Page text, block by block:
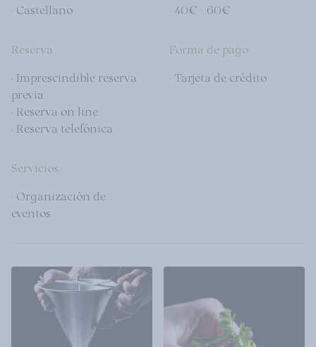
· Castellano
· 40€ - 60€
Reserva
· Imprescindible reserva
previa
· Reserva on line
· Reserva telefónica
Forma de pago
· Tarjeta de crédito
Servicios
· Organización de
eventos